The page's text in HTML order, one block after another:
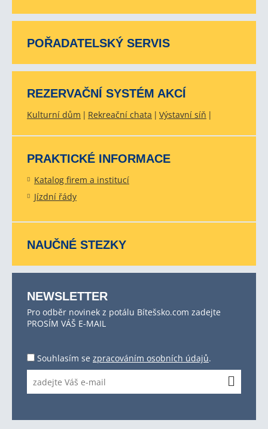
POŘADATELSKÝ SERVIS
REZERVAČNÍ SYSTÉM AKCÍ
Kulturní dům Rekreační chata Výstavní síň
PRAKTICKÉ INFORMACE
Katalog firem a institucí
Jízdní řády
NAUČNÉ STEZKY
NEWSLETTER
Pro odběr novinek z potálu Bítešsko.com zadejte
PROSÍM VÁŠ E-MAIL
Souhlasím se zpracováním osobních údajů.